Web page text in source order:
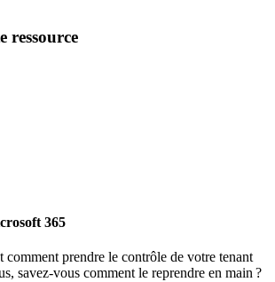
ressource
365
comment prendre le contrôle de votre tenant
savez-vous comment le reprendre en main ?